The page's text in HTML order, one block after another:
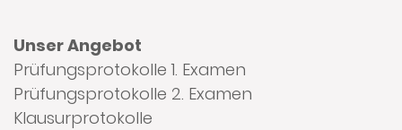
Unser Angebot
Prüfungsprotokolle 1. Examen
Prüfungsprotokolle 2. Examen
Klausurprotokolle